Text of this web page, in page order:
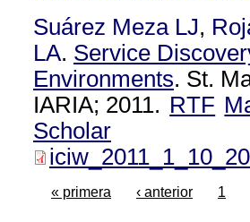
Suárez Meza LJ,
LA. Service
Environments. St.
IARIA; 2011. RTF
Scholar
« primera ‹ anterior 1